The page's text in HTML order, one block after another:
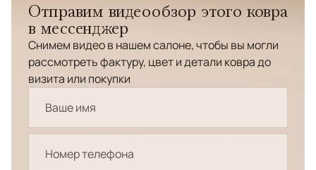
Отправим видеообзор этого ковра
в мессенджер
Снимем видео в нашем салоне, чтобы вы могли
рассмотреть фактуру, цвет и детали ковра до
визита или покупки